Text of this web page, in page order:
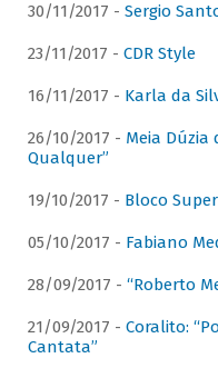
30/11/2017 - Sergio
23/11/2017 - CDR Style
16/11/2017 - Karla da
26/10/2017 - Meia Dúzia
Qualquer”
19/10/2017 - Bloco
05/10/2017 - Fabiano
28/09/2017 - “Roberto
21/09/2017 - Coralito:
Cantata”